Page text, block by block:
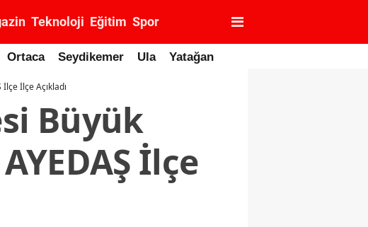
Teknoloji Eğitim Spor
Ortaca Seydikemer Ula Yatağan
İlçe Açıkladı
Büyük
İlçe